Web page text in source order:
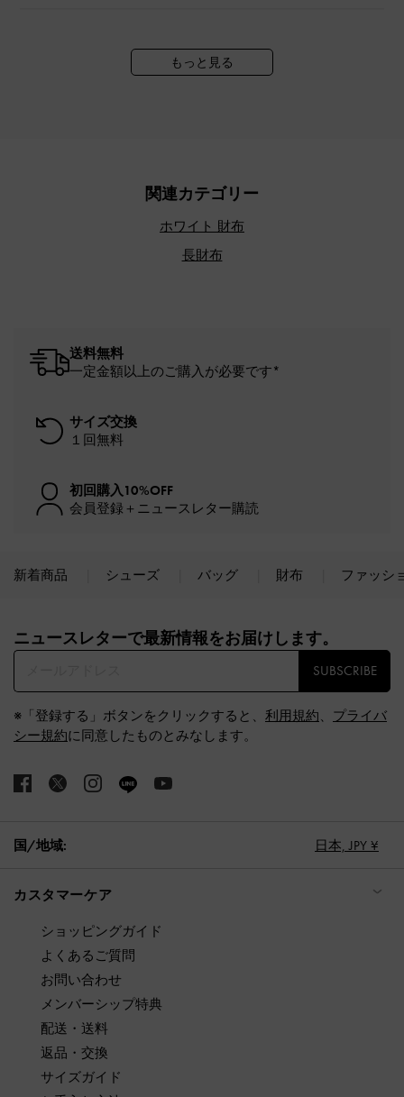
もっと見る
関連カテゴリー
ホワイト 財布
長財布
送料無料
一定金額以上のご購入が必要です*
サイズ交換
１回無料
初回購入10%OFF
会員登録＋ニュースレター購読
新着商品 シューズ バッグ 財布 ファッシ
ニュースレターで最新情報をお届けします。​
SUBSCRIBE
※「登録する」ボタンをクリックすると、 利用規約、 プライバ
シー規約に同意したものとみなします。
国/地域: 日本, JPY ¥
カスタマーケア
ショッピングガイド
よくあるご質問
お問い合わせ
メンバーシップ特典
配送・送料
返品・交換
サイズガイド